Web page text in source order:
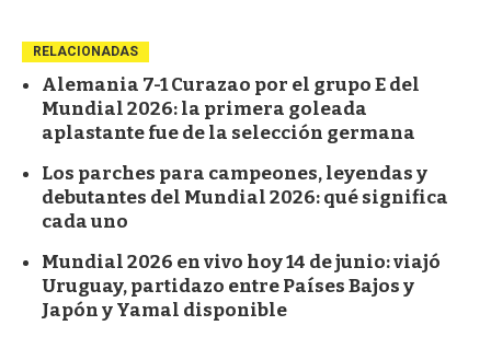
RELACIONADAS
Alemania 7-1 Curazao por el grupo E del
Mundial 2026: la primera goleada
aplastante fue de la selección germana
Los parches para campeones, leyendas y
debutantes del Mundial 2026: qué significa
cada uno
Mundial 2026 en vivo hoy 14 de junio: viajó
Uruguay, partidazo entre Países Bajos y
Japón y Yamal disponible